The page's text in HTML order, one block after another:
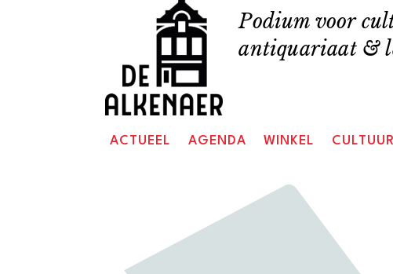
Podium voor
antiquariaat &
ACTUEEL AGENDA WINKEL